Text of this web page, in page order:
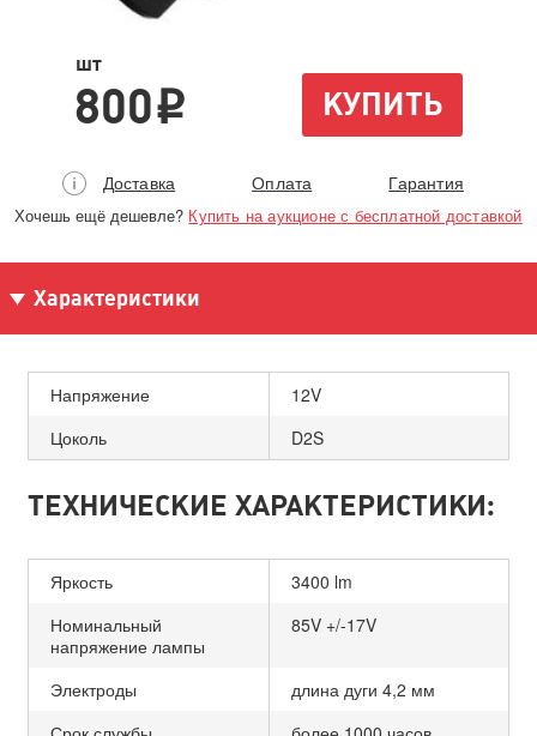
шт
800i КУПИТЬ
Доставка Оплата Гарантия
Хочешь ещё дешевле? Купить на аукционе с бесплатной доставкой
Характеристики
Напряжение
12V
Цоколь
D2S
ТЕХНИЧЕСКИЕ ХАРАКТЕРИСТИКИ:
Яркость
3400 lm
Номинальный
напряжение лампы
85V +/-17V
Электроды
длина дуги 4,2 мм